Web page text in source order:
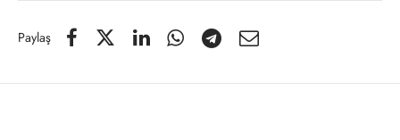
Paylaş